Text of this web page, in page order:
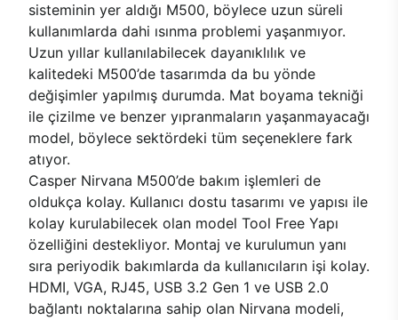
sisteminin yer aldığı M500, böylece uzun süreli
kullanımlarda dahi ısınma problemi yaşanmıyor.
Uzun yıllar kullanılabilecek dayanıklılık ve
kalitedeki M500’de tasarımda da bu yönde
değişimler yapılmış durumda. Mat boyama tekniği
ile çizilme ve benzer yıpranmaların yaşanmayacağı
model, böylece sektördeki tüm seçeneklere fark
atıyor.
Casper Nirvana M500’de bakım işlemleri de
oldukça kolay. Kullanıcı dostu tasarımı ve yapısı ile
kolay kurulabilecek olan model Tool Free Yapı
özelliğini destekliyor. Montaj ve kurulumun yanı
sıra periyodik bakımlarda da kullanıcıların işi kolay.
HDMI, VGA, RJ45, USB 3.2 Gen 1 ve USB 2.0
bağlantı noktalarına sahip olan Nirvana modeli,